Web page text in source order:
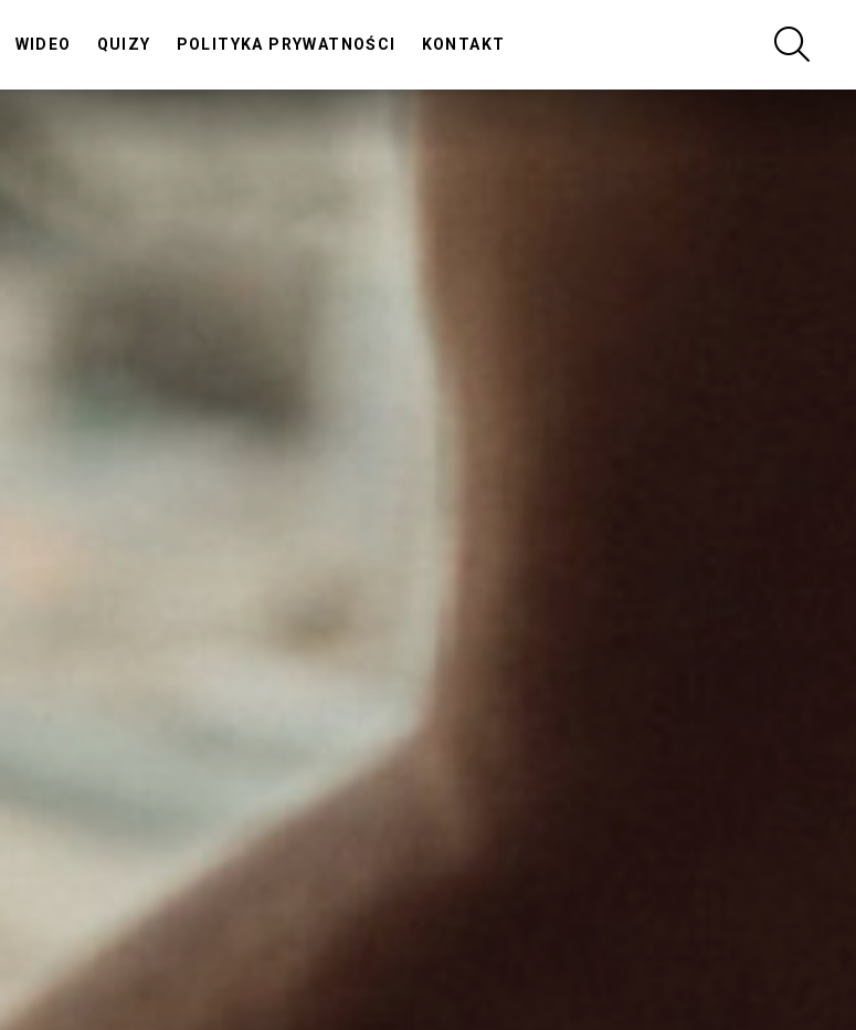
WIDEO QUIZY POLITYKA PRYWATNOŚCI KONTAKT